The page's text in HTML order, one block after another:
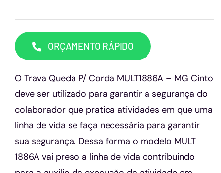
Contato
ORÇAMENTO RÁPIDO
O Trava Queda P/ Corda MULT1886A – MG Cinto
deve ser utilizado para garantir a segurança do
colaborador que pratica atividades em que uma
linha de vida se faça necessária para garantir
sua segurança. Dessa forma o modelo MULT
1886A vai preso a linha de vida contribuindo